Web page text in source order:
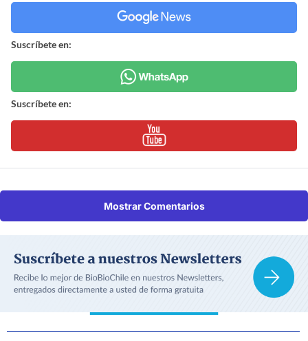
Suscríbete en:
Suscríbete en:
Mostrar Comentarios